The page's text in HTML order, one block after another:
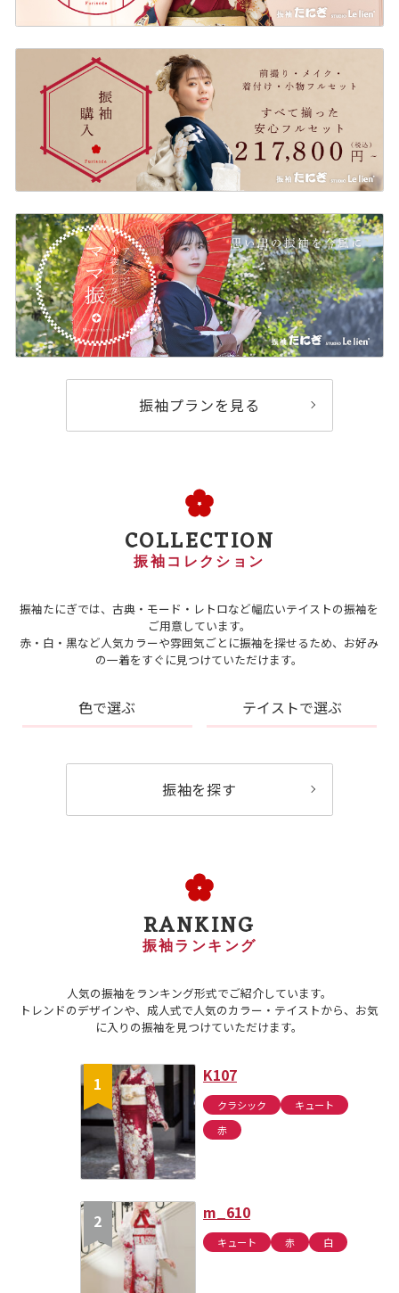
振袖プランを見る
COLLECTION
振袖コレクション
振袖たにぎでは、古典・モード・レトロなど幅広いテイストの振袖を
ご用意しています。
赤・白・黒など人気カラーや雰囲気ごとに振袖を探せるため、お好み
の一着をすぐに見つけていただけます。
色で選ぶ テイストで選ぶ
振袖を探す
RANKING
振袖ランキング
人気の振袖をランキング形式でご紹介しています。
トレンドのデザインや、成人式で人気のカラー・テイストから、お気
に入りの振袖を見つけていただけます。
K107
クラシック
キュート
赤
m_610
キュート 赤 白